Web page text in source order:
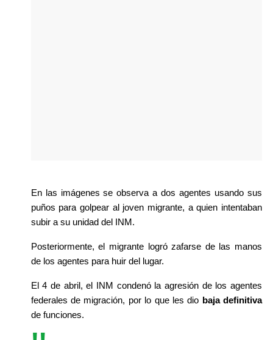
En las imágenes se observa a dos agentes usando sus
puños para golpear al joven migrante, a quien intentaban
subir a su unidad del INM.
Posteriormente, el migrante logró zafarse de las manos
de los agentes para huir del lugar.
El 4 de abril, el INM condenó la agresión de los agentes
federales de migración, por lo que les dio baja definitiva
de funciones.